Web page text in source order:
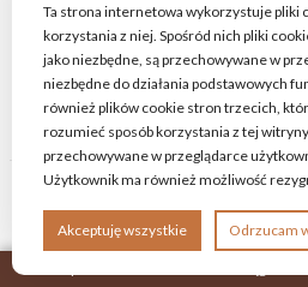
okuć. Zmontujesz go z
Ta strona internetowa wykorzystuje pliki
korzystania z niej. Spośród nich pliki
jako niezbędne, są przechowywane w
niezbędne do działania podstawowych
również plików cookie stron trzecich,
rozumieć sposób korzystania z tej
przechowywane w przeglądarce
Użytkownik ma również możliwość
Akceptuję wszystkie Odrzucam